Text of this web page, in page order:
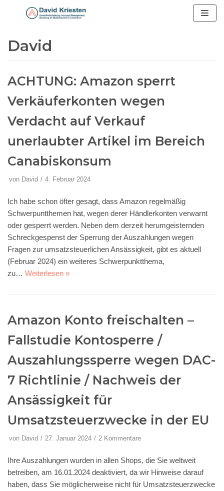
Inhalt
springen
David
ACHTUNG: Amazon sperrt
Verkäuferkonten wegen
Verdacht auf Verkauf
unerlaubter Artikel im Bereich
Canabiskonsum
von David 4. Februar 2024
Ich habe schon öfter gesagt, dass Amazon regelmäßig
Schwerpuntthemen hat, wegen derer Händlerkonten verwarnt
oder gesperrt werden. Neben dem derzeit herumgeisternden
Schreckgespenst der Sperrung der Auszahlungen wegen
Fragen zur umsatzsteuerlichen Ansässigkeit, gibt es aktuell
(Februar 2024) ein weiteres Schwerpunktthema,
zu… Weiterlesen »
Amazon Konto freischalten –
Fallstudie Kontosperre /
Auszahlungssperre wegen DAC-
7 Richtlinie / Nachweis der
Ansässigkeit für
Umsatzsteuerzwecke in der EU
von David 27. Januar 2024 2 Kommentare
Ihre Auszahlungen wurden in allen Shops, die Sie weltweit
betreiben, am 16.01.2024 deaktiviert, da wir Hinweise darauf
haben, dass Sie möglicherweise nicht für Umsatzsteuerzwecke